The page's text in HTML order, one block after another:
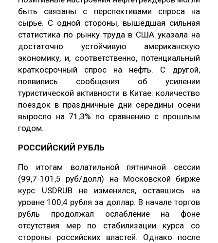
быть связаны с перспективами спроса на
сырье. С одной стороны, вышедшая сильная
статистика по рынку труда в США указала на
достаточно устойчивую американскую
экономику, и, соответственно, потенциальный
краткосрочный спрос на нефть. С другой,
появились сообщения об усилении
туристической активности в Китае: количество
поездок в праздничные дни середины осени
выросло на 71,3% по сравнению с прошлым
годом.
РОССИЙСКИЙ РУБЛЬ
По итогам волатильной пятничной сессии
(99,7-101,5 руб/долл) на Московской бирже
курс USDRUB не изменился, оставшись на
уровне 100,4 рубля за доллар. В начале торгов
рубль продолжал ослабление на фоне
отсутствия мер по стабилизации курса со
стороны российских властей. Однако после